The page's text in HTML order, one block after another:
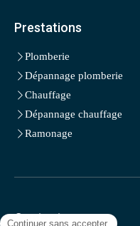
Prestations
Plomberie
Dépannage plomberie
Chauffage
Dépannage chauffage
Ramonage
Contact